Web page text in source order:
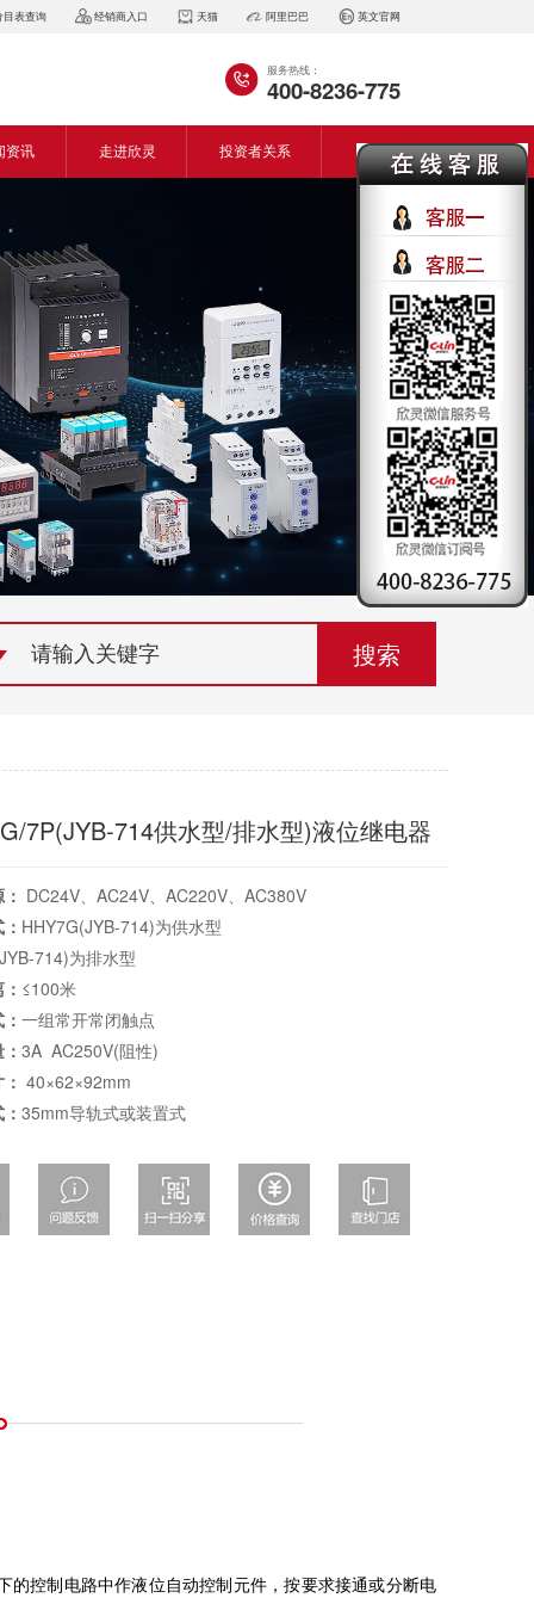
目表查询 经销商入口 天猫 阿里巴巴 英文官网
服务热线：
400-8236-775
资讯
动态
资讯
百科
问答
走进欣灵
董事长致词
企业风采
专利证书
生产设备
荣誉资质
组织机构
联系欣灵
投资者关系
7P(JYB-714供水型/排水型)液位继电器
DC24V、AC24V、AC220V、AC380V
HHY7G(JYB-714)为供水型
714)为排水型
≤100米
：一组常开常闭触点
：3A AC250V(阻性)
40×62×92mm
：35mm导轨式或装置式
控制电路中作液位自动控制元件，按要求接通或分断电